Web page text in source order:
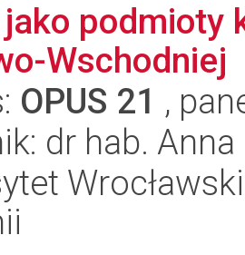
podmioty
Wschodniej
OPUS 21 ,
dr hab.